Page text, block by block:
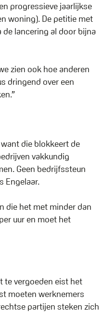
progressieve jaarlijkse
woning). De petitie met
lancering al door bijna
zien ook hoe anderen
dringend over een
die blokkeert de
vakkundig
Geen bedrijfssteun
Engelaar.
die het met minder dan
uur en moet het
te vergoeden eist het
moeten werknemers
partijen steken zich